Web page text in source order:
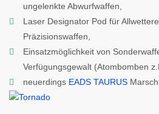
ungelenkte Abwurfwaffen,
Laser Designator Pod für
Präzisionswaffen,
Einsatzmöglichkeit von
Verfügungsgewalt (Atombomben
neuerdings EADS TAURUS